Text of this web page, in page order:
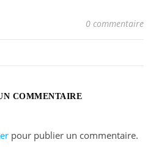
0 commentaire
COMMENTAIRE
pour publier un commentaire.